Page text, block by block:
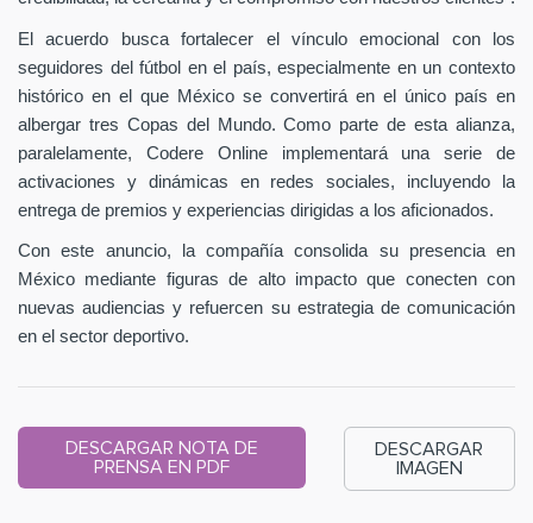
El acuerdo busca fortalecer el vínculo emocional con los
seguidores del fútbol en el país, especialmente en un contexto
histórico en el que México se convertirá en el único país en
albergar tres Copas del Mundo. Como parte de esta alianza,
paralelamente, Codere Online implementará una serie de
activaciones y dinámicas en redes sociales, incluyendo la
entrega de premios y experiencias dirigidas a los aficionados.
Con este anuncio, la compañía consolida su presencia en
México mediante figuras de alto impacto que conecten con
nuevas audiencias y refuercen su estrategia de comunicación
en el sector deportivo.
DESCARGAR NOTA DE
PRENSA EN PDF
DESCARGAR
IMAGEN